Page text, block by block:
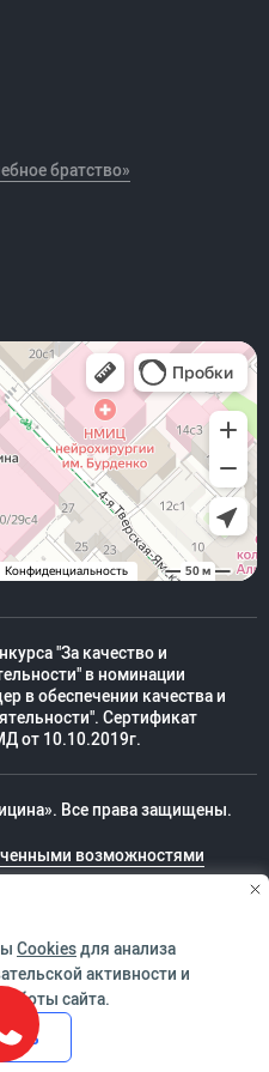
братство»
"За качество и
в номинации
в обеспечении качества и
Сертификат
от 10.10.2019г.
Все права защищены.
возможностями
НЕОБХОДИМО
СО СПЕЦИАЛИСТОМ
Cookiesдля анализа
активности и
сайта.